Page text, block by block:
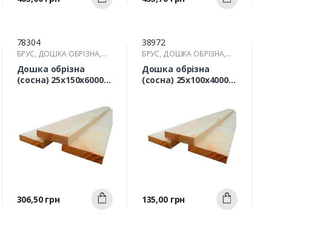
перегляд
Купити
перегляд
Купити
78304
БРУС, ДОШКА ОБРІЗНА,
РЕЙКА
Дошка обрізна
(сосна) 25х150х6000
Швидкий
перегляд
Ціна
306,50 грн Купити
38972
БРУС, ДОШКА ОБРІЗНА,
РЕЙКА
Дошка обрізна
(сосна) 25х100х4000
Швидкий
перегляд
Ціна
135,00 грн Купити